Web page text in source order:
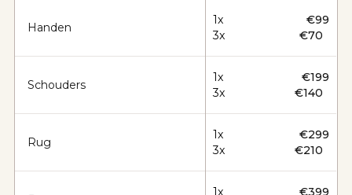
Handen
1x
€99
3x
€70
Schouders
1x
€199
3x
€140
Rug
1x
€299
3x
€210
1x
€399